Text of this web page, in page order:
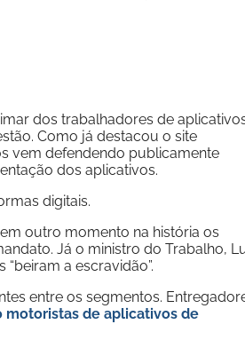
dos trabalhadores de
Como já destacou o site
vem defendendo publicamente
dos aplicativos.
digitais.
outro momento na história os
Já o ministro do Trabalho,
a escravidão”.
entre os segmentos.
motoristas de aplicativos de